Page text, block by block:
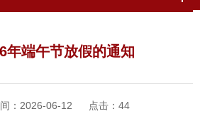
年端午节放假的通知
：2026-06-12 点击： 44